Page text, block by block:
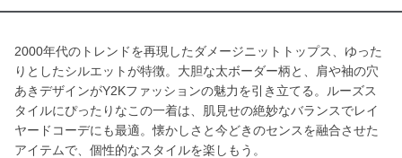
2000年代のトレンドを再現したダメージニットトップス、ゆった
りとしたシルエットが特徴。大胆な太ボーダー柄と、肩や袖の穴
あきデザインがY2Kファッションの魅力を引き立てる。ルーズス
タイルにぴったりなこの一着は、肌見せの絶妙なバランスでレイ
ヤードコーデにも最適。懐かしさと今どきのセンスを融合させた
アイテムで、個性的なスタイルを楽しもう。